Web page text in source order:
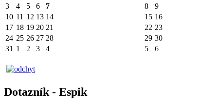
3 4 5 6 7 8
9
10 11 12 13 14 15 16
17 18 19 20 21 22 23
24 25 26 27 28 29 30
31 1 2 3 4 5 6
Dotazník - Espik